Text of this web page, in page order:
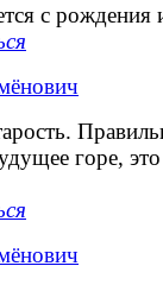
с рождения
горе,